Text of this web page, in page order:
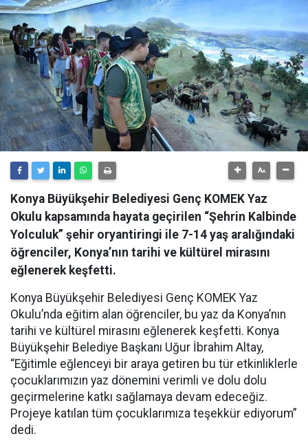
Konya Büyükşehir Belediyesi Genç KOMEK Yaz
Okulu kapsamında hayata geçirilen “Şehrin Kalbinde
Yolculuk” şehir oryantiringi ile 7-14 yaş aralığındaki
öğrenciler, Konya’nın tarihi ve kültürel mirasını
eğlenerek keşfetti.
Konya Büyükşehir Belediyesi Genç KOMEK Yaz
Okulu’nda eğitim alan öğrenciler, bu yaz da Konya’nın
tarihi ve kültürel mirasını eğlenerek keşfetti. Konya
Büyükşehir Belediye Başkanı Uğur İbrahim Altay,
“Eğitimle eğlenceyi bir araya getiren bu tür etkinliklerle
çocuklarımızın yaz dönemini verimli ve dolu dolu
geçirmelerine katkı sağlamaya devam edeceğiz.
Projeye katılan tüm çocuklarımıza teşekkür ediyorum”
dedi.